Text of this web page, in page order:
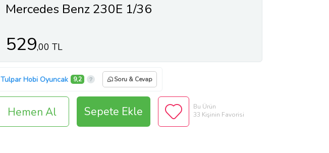
Mercedes Benz 230E 1/36
529,00 TL
Tulpar Hobi Oyuncak 9,2 Soru & Cevap
Hemen Al Sepete Ekle
Bu Ürün
33 Kişinin Favorisi